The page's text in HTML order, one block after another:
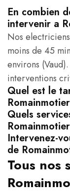
En combien
intervenir a
Nos
moins de 45
environs
interventions
Quel est le
Quels
Intervenez-
de
Tous nos